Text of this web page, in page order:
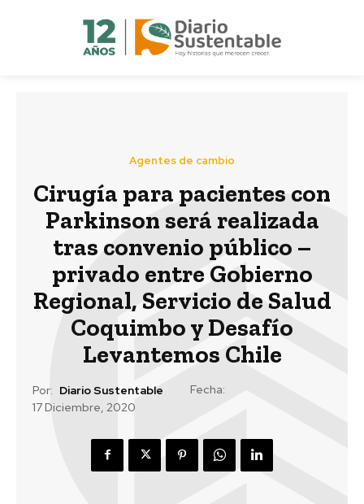
Agentes de cambio
Cirugía para pacientes con
Parkinson será realizada
tras convenio público –
privado entre Gobierno
Regional, Servicio de Salud
Coquimbo y Desafío
Levantemos Chile
Por: Diario Sustentable
Fecha:
17 Diciembre, 2020